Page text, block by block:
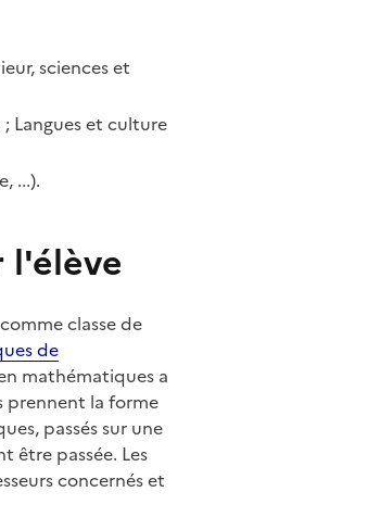
sciences et
Langues et culture
...).
l'élève
classe de
de
mathématiques a
prennent la forme
passés sur une
être passée. Les
concernés et